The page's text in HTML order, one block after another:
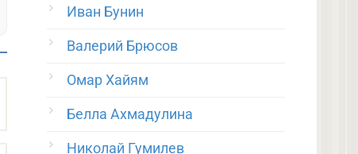
Иван Бунин
Валерий Брюсов
Омар Хайям
Белла Ахмадулина
Николай Гумилев